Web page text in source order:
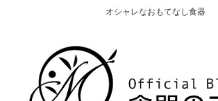
オシャレなおもてなし食器